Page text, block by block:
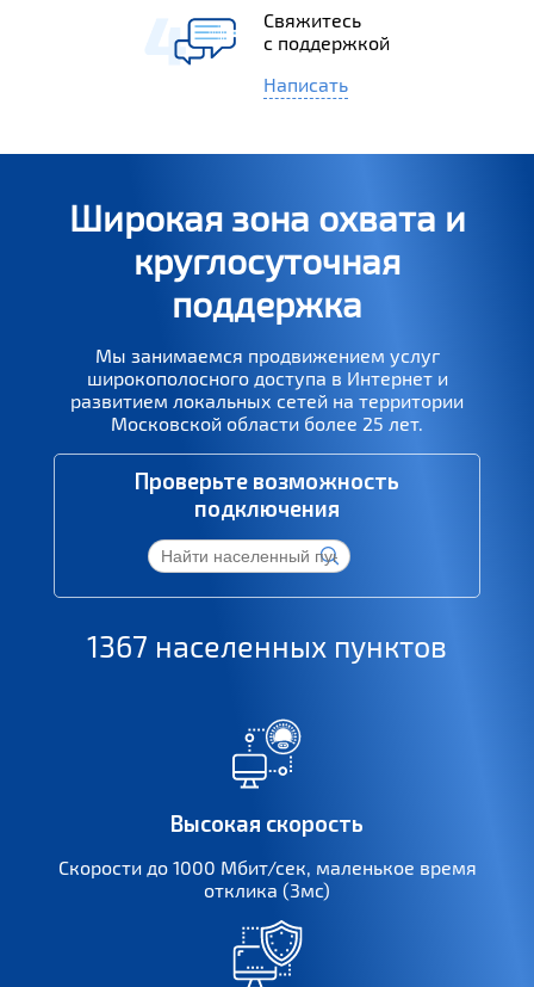
Свяжитесь
с поддержкой
Написать
Широкая зона охвата и
круглосуточная
поддержка
Мы занимаемся продвижением услуг
широкополосного доступа в Интернет и
развитием локальных сетей на территории
Московской области более 25 лет.
Проверьте возможность
подключения
1367 населенных пунктов
Высокая скорость
Скорости до 1000 Мбит/сек, маленькое время
отклика (3мс)